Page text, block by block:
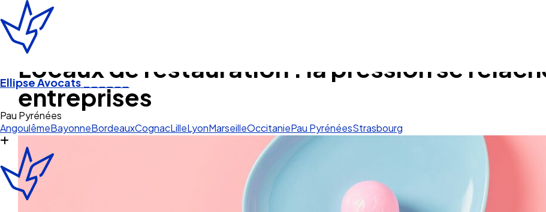
Ellipse Avocats______
AngoulêmeBayonne
Locaux de restauration : la pression se
entreprises